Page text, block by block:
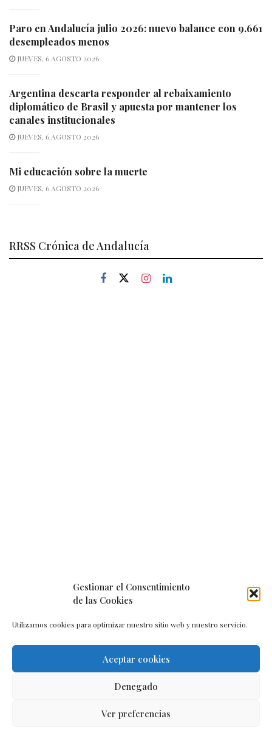
Gestionar el Consentimiento
de las Cookies
Utilizamos cookies para optimizar nuestro sitio web y nuestro servicio.
Aceptar cookies
Denegado
Ver preferencias
Paro en Andalucía julio 2026: nuevo balance con 9.661
desempleados menos
JUEVES, 6 AGOSTO 2026
Argentina descarta responder al rebaixamiento
diplomático de Brasil y apuesta por mantener los
canales institucionales
JUEVES, 6 AGOSTO 2026
Mi educación sobre la muerte
JUEVES, 6 AGOSTO 2026
RRSS Crónica de Andalucía